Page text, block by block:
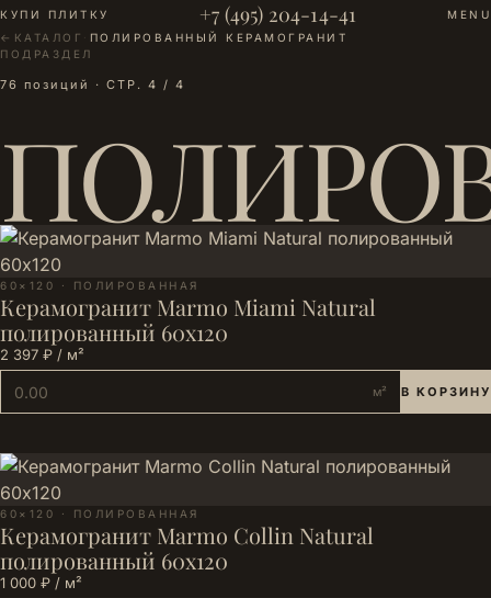
КУПИ ПЛИТКУ +7 (495) 204-14-41
MENU
← КАТАЛОГ · ПОЛИРОВАННЫЙ КЕРАМОГРАНИТ
ПОДРАЗДЕЛ
76 позиций · СТР. 4 / 4
60×120 · ПОЛИРОВАННАЯ
Керамогранит Marmo Miami Natural
полированный 60х120
2 397 ₽ / м²
м² В КОРЗИНУ
60×120 · ПОЛИРОВАННАЯ
Керамогранит Marmo Collin Natural
полированный 60х120
1 000 ₽ / м²